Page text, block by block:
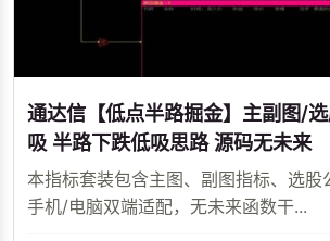
通达信【低点半路掘金】主副图/
吸 半路下跌低吸思路 源码无未来
本指标套装包含主图、副图指标、选股
手机/电脑双端适配，无未来函数干...